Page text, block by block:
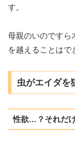
す。
母親のいのですら
を越えることはで
虫がエイダを
性欲…？それだ